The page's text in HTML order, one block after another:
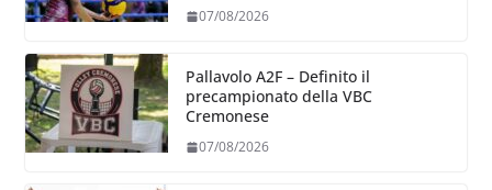
07/08/2026
Pallavolo A2F – Definito il
precampionato della VBC
Cremonese
07/08/2026